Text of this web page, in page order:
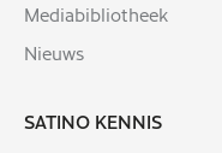
Mediabibliotheek
Nieuws
SATINO KENNIS